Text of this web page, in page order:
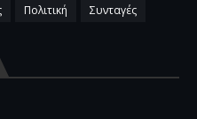
Πολιτική Συνταγές